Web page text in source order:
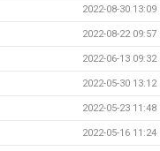
2022-08-30 13:09
2022-08-22 09:57
2022-06-13 09:32
2022-05-30 13:12
2022-05-23 11:48
2022-05-16 11:24